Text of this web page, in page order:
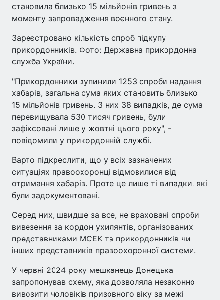
становила близько 15 мільйонів гривень з
моменту запровадження воєнного стану.
Зареєстровано кількість спроб підкупу
прикордонників. Фото: Державна прикордонна
служба України.
"Прикордонники зупинили 1253 спроби надання
хабарів, загальна сума яких становить близько
15 мільйонів гривень. З них 38 випадків, де сума
перевищувала 530 тисяч гривень, були
зафіксовані лише у жовтні цього року", -
повідомили у прикордонній службі.
Варто підкреслити, що у всіх зазначених
ситуаціях правоохоронці відмовилися від
отримання хабарів. Проте це лише ті випадки, які
були задокументовані.
Серед них, швидше за все, не враховані спроби
вивезення за кордон ухилянтів, організованих
представниками МСЕК та прикордонників чи
інших представників правоохоронної системи.
У червні 2024 року мешканець Донецька
запропонував схему, яка дозволяла незаконно
вивозити чоловіків призовного віку за межі